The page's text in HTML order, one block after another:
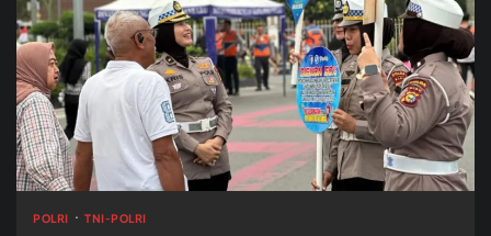
POLRI TNI-POLRI